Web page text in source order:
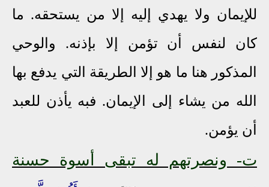
للإيمان ولا يهدي إليه إلا من يستحقه. ما
كان لنفس أن تؤمن إلا بإذنه. والوحي
المذكور هنا ما هو إلا الطريقة التي يدفع بها
الله من يشاء إلى الإيمان. فبه يأذن للعبد
أن يؤمن.
ت- ونصرتهم له تبقى أسوة حسنة